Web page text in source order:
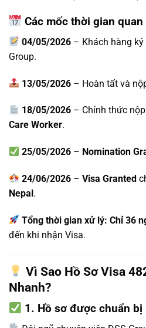
Các mốc thời gian
04/05/2026 – Khách hàng
Group.
13/05/2026 – Hoàn tất và
18/05/2026 – Chính thức
Care Worker.
25/05/2026 – Nomination
24/06/2026 –Visa Granted
Nepal.
Tổng thời gian xử lý: Chỉ 36
đến khi nhận Visa.
Vì Sao Hồ Sơ Visa
Nhanh?
1. Hồ sơ được chuẩn